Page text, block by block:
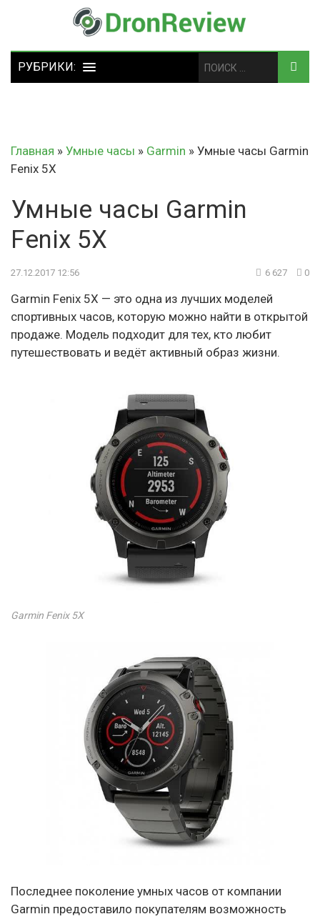
Главная » Умные часы » Garmin » Умные часы Garmin
Fenix 5X
Умные часы Garmin
Fenix 5X
27.12.2017 12:56 6 627 0
Garmin Fenix 5X — это одна из лучших моделей
спортивных часов, которую можно найти в открытой
продаже. Модель подходит для тех, кто любит
путешествовать и ведёт активный образ жизни.
Garmin Fenix 5X
Последнее поколение умных часов от компании
Garmin предоставило покупателям возможность